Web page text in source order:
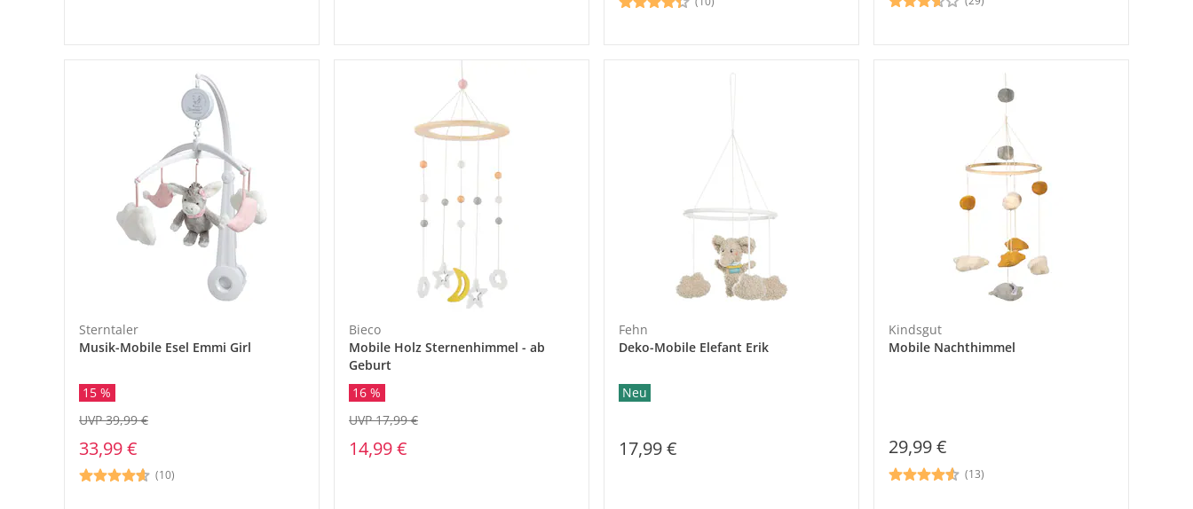
Sterntaler
Musik-Mobile Esel Emmi Girl
15 %
33,99 €
UVP 39,99 €
(10)
Bieco
Mobile Holz Sternenhimmel - ab
Geburt
16 %
14,99 €
UVP 17,99 €
Fehn
Deko-Mobile Elefant Erik
Neu
17,99 €
Kindsgut
Mobile Nachthimmel
29,99 €
(13)